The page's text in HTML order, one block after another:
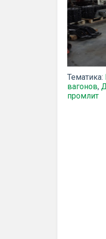
Тематика:
вагонов,
промлит